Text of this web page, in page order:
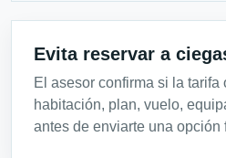
Evita reservar a
El asesor confirma si la
habitación, plan, vuelo,
antes de enviarte una opción